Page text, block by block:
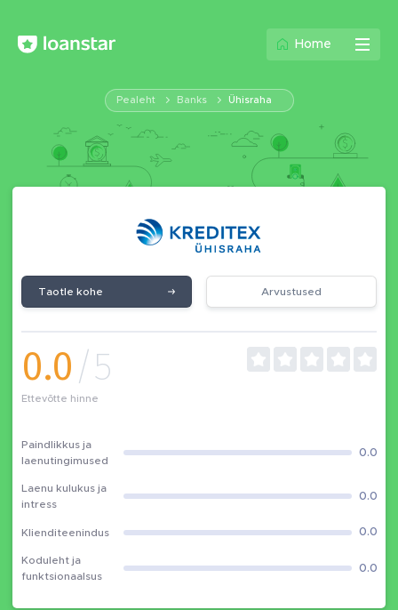
Home
Pealeht Banks Ühisraha
Taotle kohe Arvustused
0.0/5
Ettevõtte hinne
Paindlikkus ja
laenutingimused
0.0
Laenu kulukus ja
intress
0.0
Klienditeenindus 0.0
Koduleht ja
funktsionaalsus
0.0